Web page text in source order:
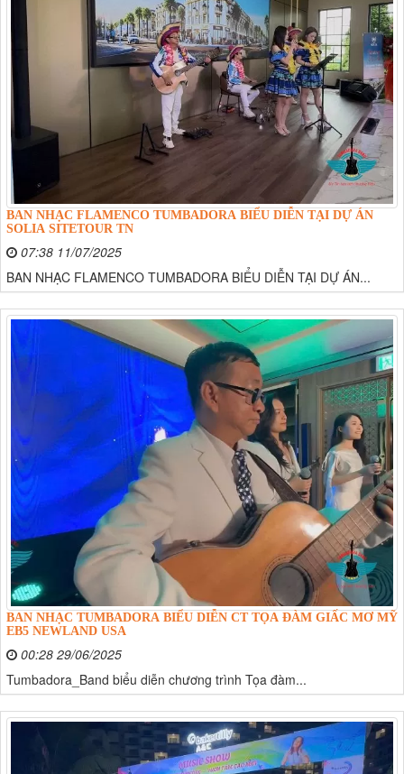
BAN NHẠC FLAMENCO TUMBADORA BIỂU DIỄN TẠI DỰ ÁN
SOLIA SITETOUR TN
07:38 11/07/2025
BAN NHẠC FLAMENCO TUMBADORA BIỂU DIỄN TẠI DỰ ÁN...
BAN NHẠC TUMBADORA BIỂU DIỄN CT TỌA ĐÀM GIẤC MƠ MỸ
EB5 NEWLAND USA
00:28 29/06/2025
Tumbadora_Band biểu diễn chương trình Tọa đàm...